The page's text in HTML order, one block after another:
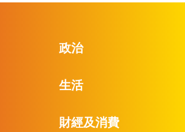
政治
生活
財經及消費